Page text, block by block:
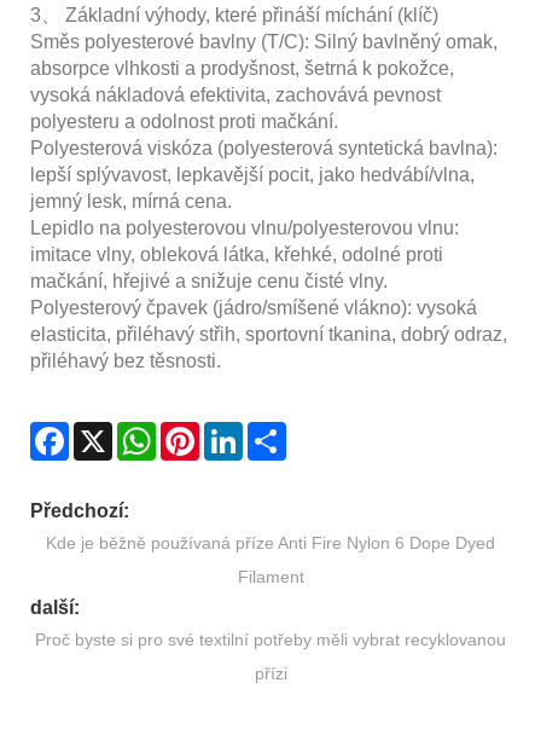
3、 Základní výhody, které přináší míchání (klíč)
Směs polyesterové bavlny (T/C): Silný bavlněný omak,
absorpce vlhkosti a prodyšnost, šetrná k pokožce,
vysoká nákladová efektivita, zachovává pevnost
polyesteru a odolnost proti mačkání.
Polyesterová viskóza (polyesterová syntetická bavlna):
lepší splývavost, lepkavější pocit, jako hedvábí/vlna,
jemný lesk, mírná cena.
Lepidlo na polyesterovou vlnu/polyesterovou vlnu:
imitace vlny, obleková látka, křehké, odolné proti
mačkání, hřejivé a snižuje cenu čisté vlny.
Polyesterový čpavek (jádro/smíšené vlákno): vysoká
elasticita, přiléhavý střih, sportovní tkanina, dobrý odraz,
přiléhavý bez těsnosti.
Facebook
X WhatsAppPinterestLinkedIn
Předchozí:
Kde je běžně používaná příze Anti Fire Nylon 6 Dope Dyed
Filament
další:
Proč byste si pro své textilní potřeby měli vybrat recyklovanou
přízi